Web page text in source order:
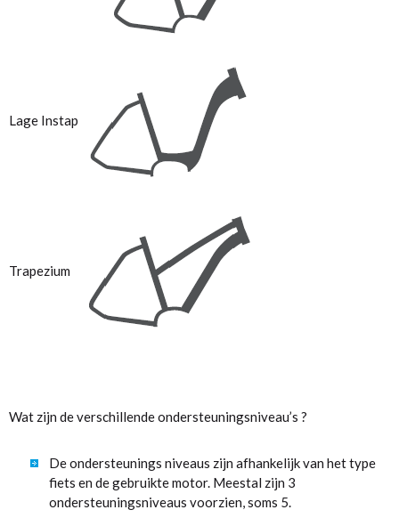
Lage Instap
Trapezium
Wat zijn de verschillende ondersteuningsniveau’s ?
De ondersteunings niveaus zijn afhankelijk van het type
fiets en de gebruikte motor. Meestal zijn 3
ondersteuningsniveaus voorzien, soms 5.